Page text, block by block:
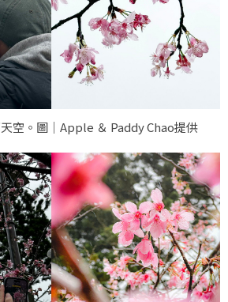
空。圖｜Apple ＆ Paddy Chao提供